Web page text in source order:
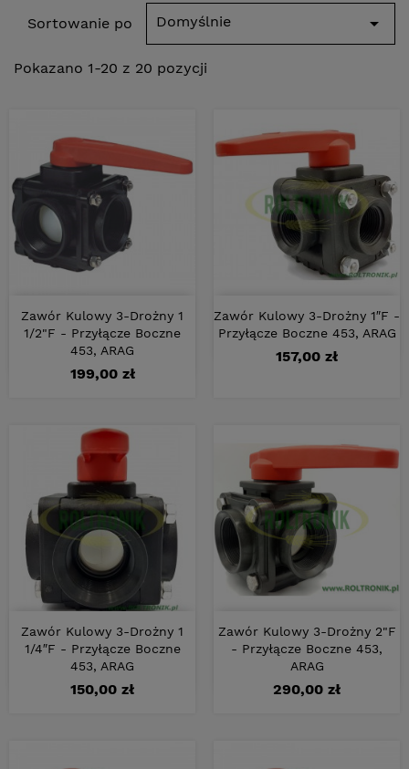
Sortowanie po Domyślnie 
Pokazano 1-20 z 20 pozycji
Zawór Kulowy 3-Drożny 1
1/2"F - Przyłącze Boczne
453, ARAG
Cena
199,00 zł
Zawór Kulowy 3-Drożny 1″F -
Przyłącze Boczne 453, ARAG
Cena
157,00 zł
Zawór Kulowy 3-Drożny 1
1/4″F - Przyłącze Boczne
453, ARAG
Cena
150,00 zł
Zawór Kulowy 3-Drożny 2"F
- Przyłącze Boczne 453,
ARAG
Cena
290,00 zł